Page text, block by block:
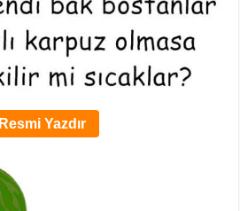
Resmi Yazdır